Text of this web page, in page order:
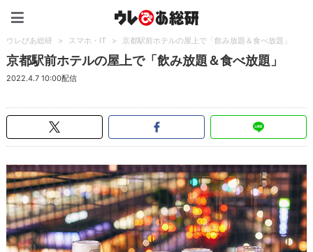
ウレぴあ総研 > スマホ・IT > 京都駅前ホテルの屋上で「飲み放題＆食べ放題」
京都駅前ホテルの屋上で「飲み放題＆食べ放題」
2022.4.7 10:00配信